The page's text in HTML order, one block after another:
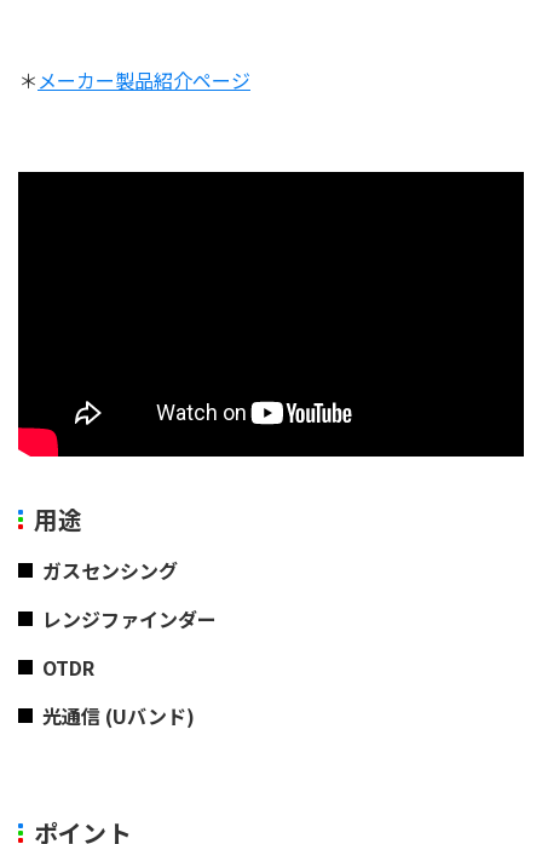
＊ メーカー製品紹介ページ
用途
ガスセンシング
レンジファインダー
OTDR
光通信 (Uバンド)
ポイント